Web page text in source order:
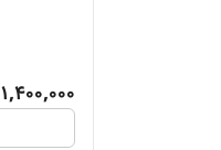
1,400,000